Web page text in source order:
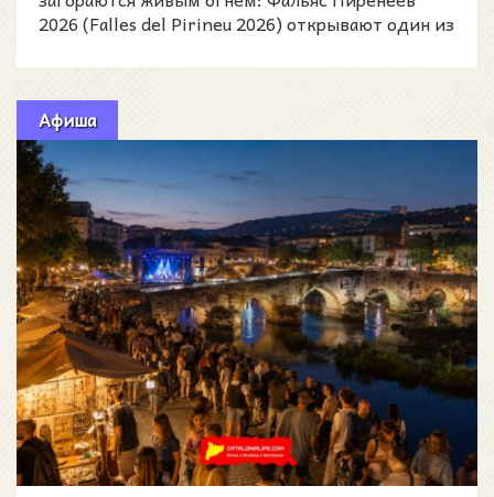
2026 (Falles del Pirineu 2026) открывают один из
Афиша